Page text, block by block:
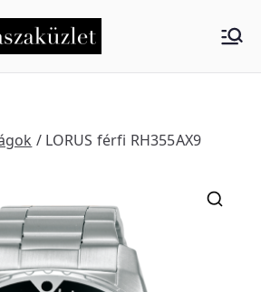
Tempus
küzlet
/ LORUS férfi RH355AX9